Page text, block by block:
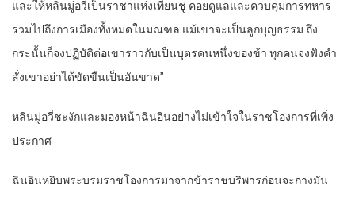
และให้หลินมู่อวี่เป็นราชาแห่งเทียนชู่ คอยดูแลและควบคุมการทหาร
รวมไปถึงการเมืองทั้งหมดในมณฑล แม้เขาจะเป็นลูกบุญธรรม ถึง
กระนั้นก็จงปฏิบัติต่อเขาราวกับเป็นบุตรคนหนึ่งของข้า ทุกคนจงฟังคำ
สั่งเขาอย่าได้ขัดขืนเป็นอันขาด”
หลินมู่อวี่ชะงักและมองหน้าฉินอินอย่างไม่เข้าใจในราชโองการที่เพิ่ง
ประกาศ
ฉินอินหยิบพระบรมราชโองการมาจากข้าราชบริพารก่อนจะกางมัน